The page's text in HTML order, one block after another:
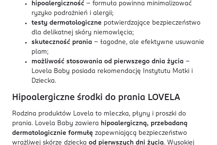
hipoalergiczność – formuła powinna minimalizować
ryzyko podrażnień i alergii;
testy dermatologiczne potwierdzające bezpieczeństwo
dla delikatnej skóry niemowlęcia;
skuteczność prania – łagodne, ale efektywne usuwanie
plam;
możliwość stosowania od pierwszego dnia życia –
Lovela Baby posiada rekomendację Instytutu Matki i
Dziecka.
Hipoalergiczne środki do prania LOVELA
Rodzina produktów Lovela to mleczka, płyny i proszki do
prania. Lovela Baby zawiera hipoalergiczną, przebadaną
dermatologicznie formułę zapewniającą bezpieczeństwo
wrażliwej skórze dziecka od pierwszych dni życia. Wysokiej